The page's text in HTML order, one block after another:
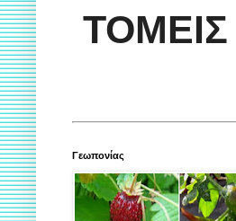
ΤΟΜΕΙΣ
Γεωπονίας